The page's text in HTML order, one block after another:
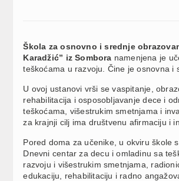
Škola za osnovno i srednje
Karadžić” iz Sombora namenjena je
teškoćama u razvoju. Čine je osnovna i
U ovoj ustanovi vrši se vaspitanje,
rehabilitacija i osposobljavanje dece i
teškoćama, višestrukim smetnjama i
za krajnji cilj ima društvenu afirmaciju i
Pored doma za učenike, u okviru škole
Dnevni centar za decu i omladinu sa
razvoju i višestrukim smetnjama,
edukaciju, rehabilitaciju i radno